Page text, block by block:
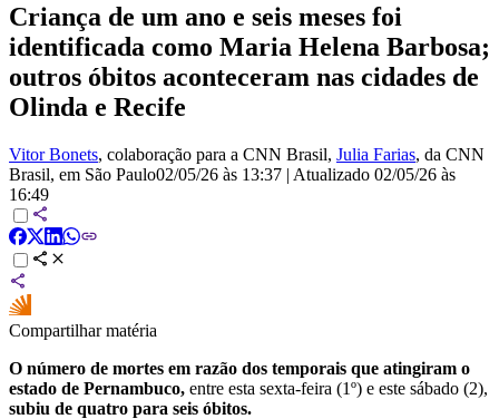
Criança de um ano e seis meses foi
identificada como Maria Helena Barbosa;
outros óbitos aconteceram nas cidades de
Olinda e Recife
Vitor Bonets, colaboração para a CNN Brasil, Julia Farias, da CNN
Brasil, em São Paulo02/05/26 às 13:37 | Atualizado 02/05/26 às
16:49
Compartilhar matéria
O número de mortes em razão dos temporais que atingiram o
estado de Pernambuco, entre esta sexta-feira (1º) e este sábado (2),
subiu de quatro para seis óbitos.